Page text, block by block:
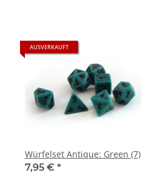
AUSVERKAUFT
Würfelset Antique: Green (7)
7,95 € *